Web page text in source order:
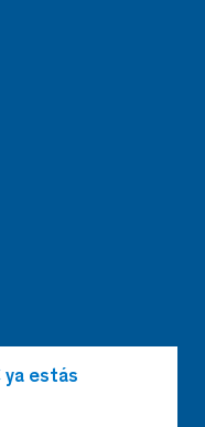
estás